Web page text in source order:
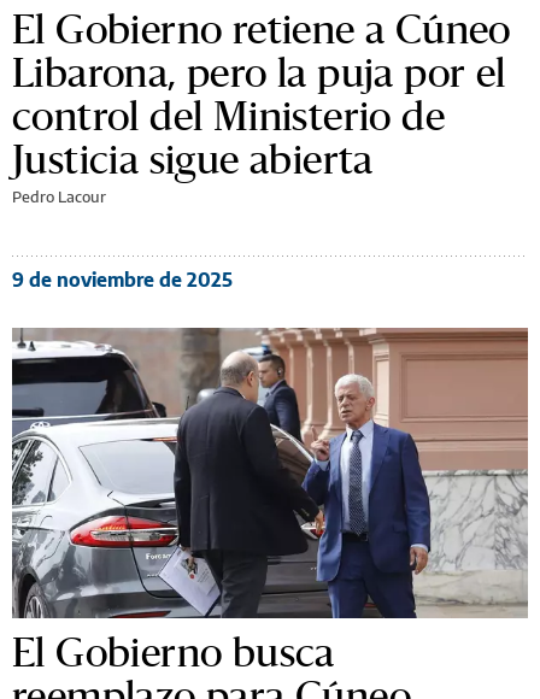
El Gobierno retiene a Cúneo
Libarona, pero la puja por el
control del Ministerio de
Justicia sigue abierta
Pedro Lacour
9 de noviembre de 2025
El Gobierno busca